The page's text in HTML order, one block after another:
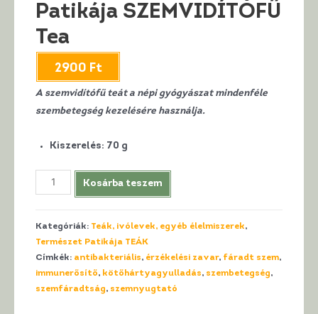
Patikája SZEMVIDÍTÓFŰ
Tea
2900 Ft
A szemvidítófű teát a népi gyógyászat mindenféle
szembetegség kezelésére használja.
Kiszerelés: 70 g
HerbaClass
Természet
SZEMVIDÍTÓFŰ
Kosárba teszem
Kategóriák: Teák, ivólevek, egyéb élelmiszerek,
Természet Patikája TEÁK
Címkék: antibakteriális, érzékelési zavar, fáradt szem,
immunerősítő, kötőhártyagyulladás, szembetegség,
szemfáradtság, szemnyugtató